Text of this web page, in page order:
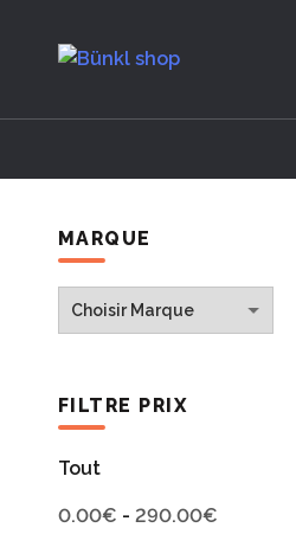
MARQUE
FILTRE PRIX
Tout
0.00€ - 290.00€